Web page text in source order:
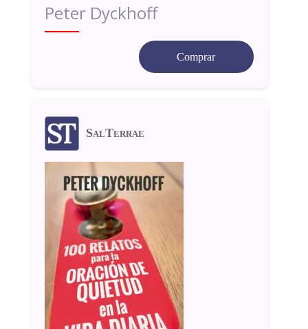
Peter Dyckhoff
Comprar
SalTerrae